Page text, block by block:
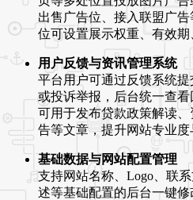
出售广告位、接入联盟广
位可设置展示权重、有效
用户反馈与资讯管理系统
平台用户可通过反馈系统
或投诉举报，后台统一查看
可用于发布贷款政策解读
告等文章，提升网站专业
基础数据与网站配置管理
支持网站名称、Logo、联
述等基础配置的后台一键